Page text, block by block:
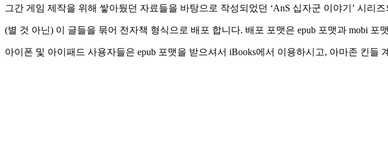
그간 게임 제작을 위해 쌓아뒀던 자료들을 바탕으로 작성되었던 ‘AnS 십자군 이야기’ 시
(별 것 아닌) 이 글들을 묶어 전자책 형식으로 배포 합니다. 배포 포맷은 epub 포맷과 mobi 포
아이폰 및 아이패드 사용자들은 epub 포맷을 받으셔서 iBooks에서 이용하시고, 아마존 킨들